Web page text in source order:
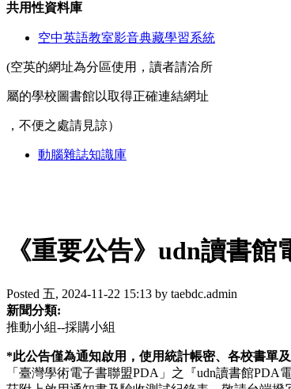
共用性資料庫
空中英語教室影音典藏學習系統
(空英的網址為分區使用，讀者請洽所
屬的學校圖書館以取得正確連結網址
，不便之處請見諒）
動腦雜誌知識庫
《重要公告》udn讀書
Posted 五, 2024-11-22 15:13 by taebdc.admin
新聞分類:
推動小組--採購小組
*此公告僅為通知啟用，使用統計帳密、各校書單
「臺灣學術電子書聯盟PDA」之『udn讀書館PDA